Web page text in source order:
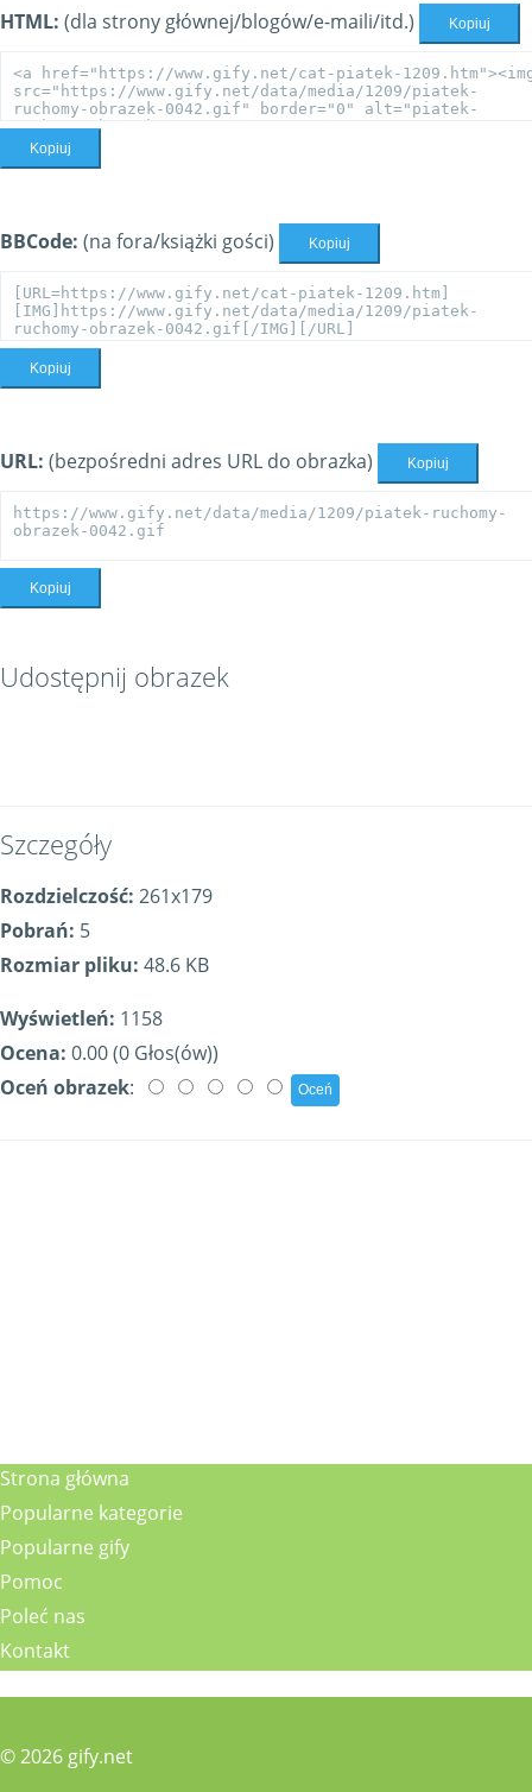
HTML: (dla strony głównej/blogów/e-maili/itd.) Kopiuj
Kopiuj
BBCode: (na fora/książki gości) Kopiuj
Kopiuj
URL: (bezpośredni adres URL do obrazka) Kopiuj
Kopiuj
Udostępnij obrazek
Szczegóły
Rozdzielczość: 261x179
Pobrań: 5
Rozmiar pliku: 48.6 KB
Wyświetleń: 1158
Ocena: 0.00 (0 Głos(ów))
Oceń obrazek:
Strona główna
Popularne kategorie
Popularne gify
Pomoc
Poleć nas
Kontakt
© 2026 gify.net